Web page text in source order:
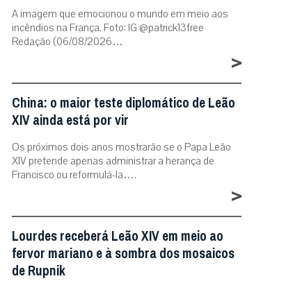
A imagem que emocionou o mundo em meio aos
incêndios na França. Foto: IG @patrick13free
Redação (06/08/2026…
>
China: o maior teste diplomático de Leão
XIV ainda está por vir
Os próximos dois anos mostrarão se o Papa Leão
XIV pretende apenas administrar a herança de
Francisco ou reformulá-la….
>
Lourdes receberá Leão XIV em meio ao
fervor mariano e à sombra dos mosaicos
de Rupnik